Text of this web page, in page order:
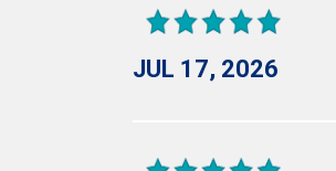
JUL 17, 2026